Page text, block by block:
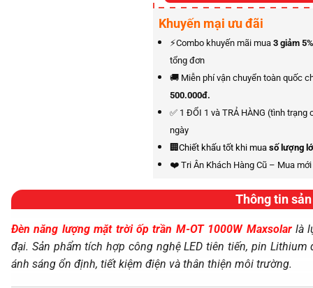
số
lượng
Khuyến mại ưu đãi
⚡️Combo khuyến mãi mua3 giảm
tổng đơn
🚚 Miễn phí vận chuyển toàn quốc
500.000đ.
✅ 1 ĐỔI 1 và TRẢ HÀNG (tình trạng
ngày
🏢Chiết khấu tốt khi mua số lượng
❤️ Tri Ân Khách Hàng Cũ – Mua
Thông tin
Đèn năng lượng mặt trời ốp trần M-OT 1000W Maxsolarlà
đại. Sản phẩm tích hợp công nghệ LED tiên tiến, pin
ánh sáng ổn định, tiết kiệm điện và thân thiện môi trường.
Xem